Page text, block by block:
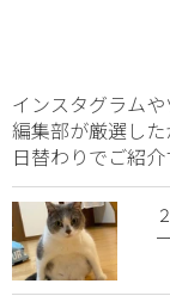
インスタグラムや
編集部が厳選した
日替わりでご紹介